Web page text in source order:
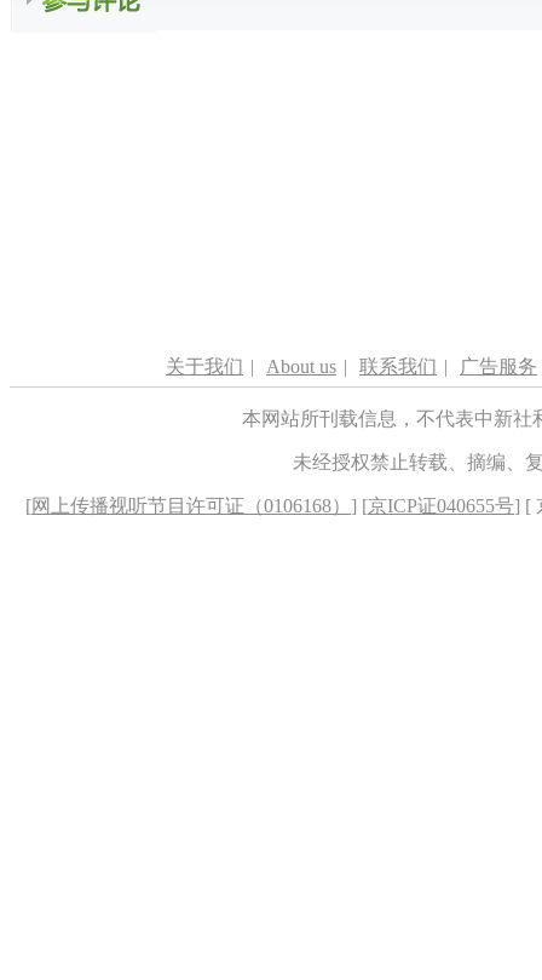
关于我们 | About us | 联系我们 | 广告服务
本网站所刊载信息，不代表中新
未经授权禁止转载、摘编、
[网上传播视听节目许可证（0106168） ] [京ICP证040655号] [